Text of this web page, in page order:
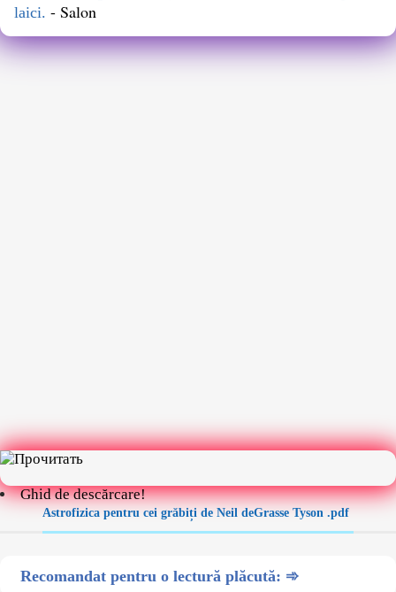
laici. - Salon
Ghid de descărcare!
Astrofizica pentru cei grăbiți de Neil deGrasse Tyson .pdf
Recomandat pentru o lectură plăcută: ➾